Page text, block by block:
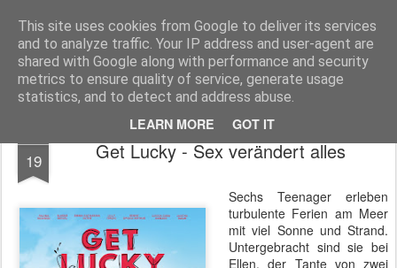
This site uses cookies from Google to deliver its services
and to analyze traffic. Your IP address and user-agent are
shared with Google along with performance and security
metrics to ensure quality of service, generate usage
statistics, and to detect and address abuse.
LEARN MORE GOT IT
MyKinoTrailer
Pages
19 Get Lucky - Sex verändert alles
Sechs Teenager erleben
turbulente Ferien am Meer
mit viel Sonne und Strand.
Untergebracht sind sie bei
Ellen, der Tante von zwei